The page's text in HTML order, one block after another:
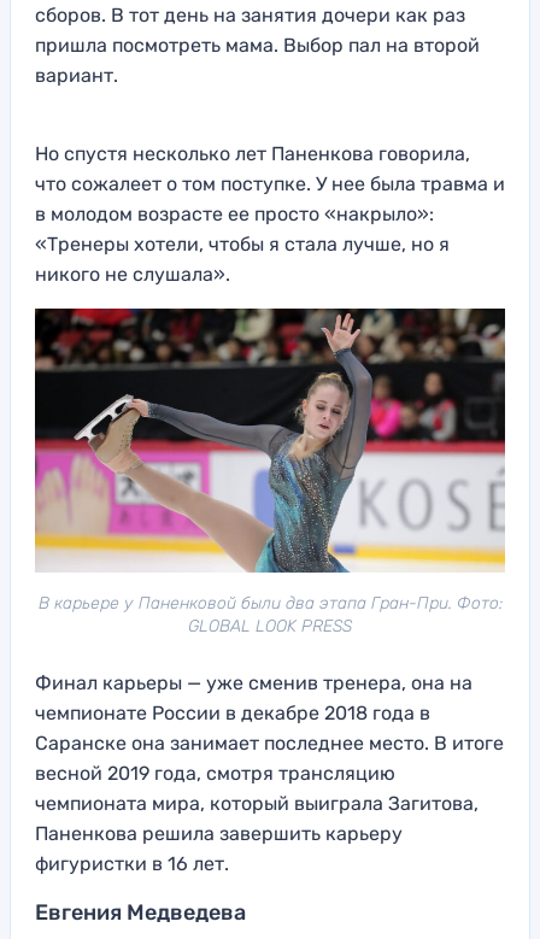
сборов. В тот день на занятия дочери как раз
пришла посмотреть мама. Выбор пал на второй
вариант.
Но спустя несколько лет Паненкова говорила,
что сожалеет о том поступке. У нее была травма и
в молодом возрасте ее просто «накрыло»:
«Тренеры хотели, чтобы я стала лучше, но я
никого не слушала».
В карьере у Паненковой были два этапа Гран-При. Фото:
GLOBAL LOOK PRESS
Финал карьеры — уже сменив тренера, она на
чемпионате России в декабре 2018 года в
Саранске она занимает последнее место. В итоге
весной 2019 года, смотря трансляцию
чемпионата мира, который выиграла Загитова,
Паненкова решила завершить карьеру
фигуристки в 16 лет.
Евгения Медведева